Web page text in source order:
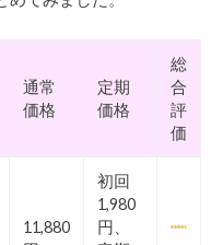
通常
価格
定期
価格
総
合
評
価
11,880
初回
1,980
円、